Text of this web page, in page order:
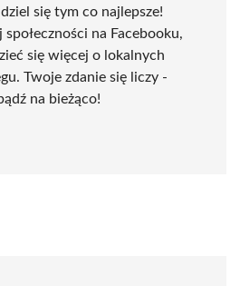
się tym co najlepsze!
społeczności na Facebooku,
się więcej o lokalnych
Twoje zdanie się liczy -
na bieżąco!